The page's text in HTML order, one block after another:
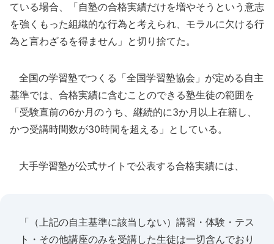
ている場合、「自塾の合格実績だけを増やそうという意志
を強くもった組織的な行為と考えられ、モラルに欠ける行
為と言わざるを得ません」と切り捨てた。
全国の学習塾でつくる「全国学習塾協会」が定める自主
基準では、合格実績に含むことのできる塾生徒の範囲を
「受験直前の6か月のうち、継続的に3か月以上在籍し、
かつ受講時間数が30時間を超える」としている。
大手学習塾が公式サイトで公表する合格実績には、
「（上記の自主基準に該当しない）講習・体験・テス
ト・その他講座のみを受講した生徒は一切含んでおり